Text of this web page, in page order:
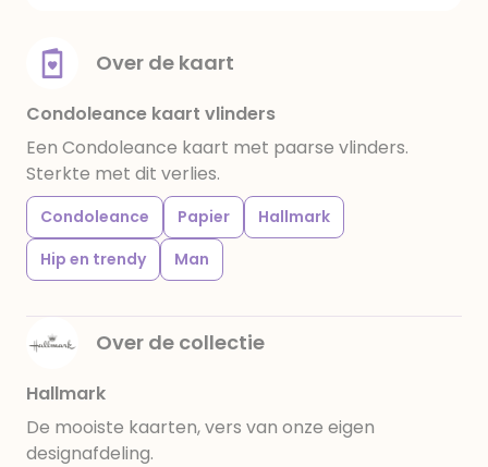
Over de kaart
Condoleance kaart vlinders
Een Condoleance kaart met paarse vlinders.
Sterkte met dit verlies.
Condoleance Papier
Hallmark
Hip en trendy
Man
Over de collectie
Hallmark
De mooiste kaarten, vers van onze eigen
designafdeling.